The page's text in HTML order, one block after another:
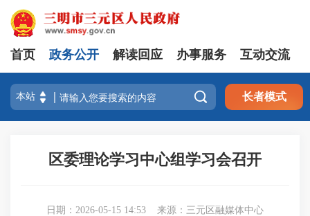
首页 政务公开 解读回应 办事服务 互动交流
 长者模式
区委理论学习中心组学习会召开
日期：2026-05-15 14:53 来源：三元区融媒体中心